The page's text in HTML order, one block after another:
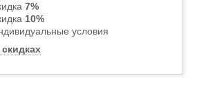
7%
10%
условия